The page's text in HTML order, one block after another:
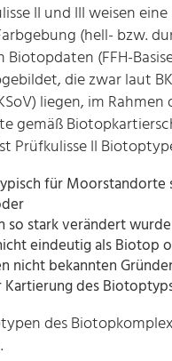
II und III weisen
(hell- bzw.
(FFH-
die zwar laut
liegen, im
gemäß
Prüfkulisse II
für Moorstandorte
stark verändert
eindeutig als Biotop
nicht bekannten
des
des